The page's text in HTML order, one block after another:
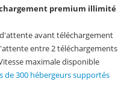
premium illimité
avant téléchargement
entre 2 téléchargements
maximale disponible
de 300 hébergeurs supportés